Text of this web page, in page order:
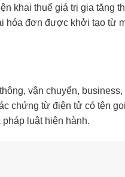
khai thuế giá trị gia tăng
hóa đơn được khởi tạo từ
vận chuyển, business,
chứng từ điện tử có tên
luật hiện hành.